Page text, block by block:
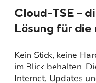
Cloud-TSE –
Lösung für
Kein Stick, keine
im Blick behalten.
Internet, Updates